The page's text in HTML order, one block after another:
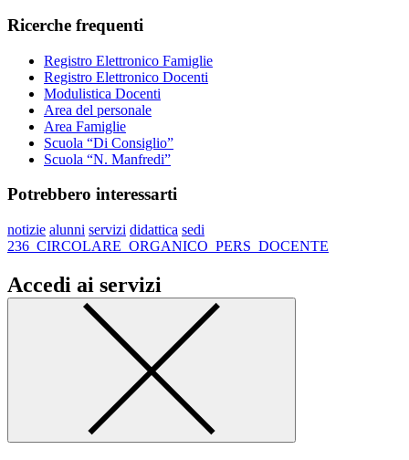
Ricerche frequenti
Registro Elettronico Famiglie
Registro Elettronico Docenti
Modulistica Docenti
Area del personale
Area Famiglie
Scuola “Di Consiglio”
Scuola “N. Manfredi”
Potrebbero interessarti
notizie alunni servizi didattica sedi
236_CIRCOLARE_ORGANICO_PERS_DOCENTE
Accedi ai servizi